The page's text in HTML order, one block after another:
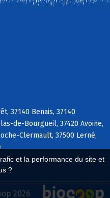
et la performance du site et
?
37140 Benais, 37140
de-Bourgueil, 37420 Avoine,
Clermault, 37500 Lerné,
2026